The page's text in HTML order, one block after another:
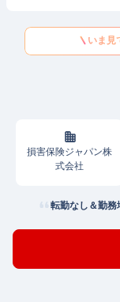
いま見
損害保険ジャパン株
式会社
転勤なし＆勤